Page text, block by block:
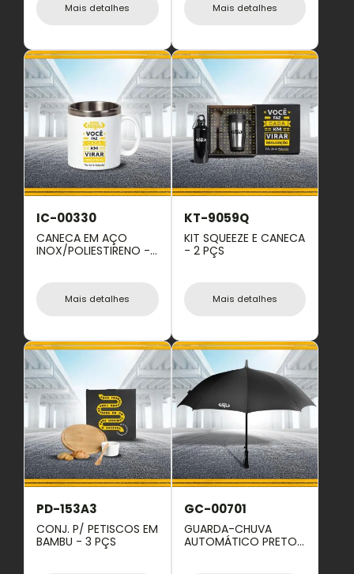
Mais detalhes Mais detalhes
IC-00330
CANECA EM AÇO
INOX/POLIESTIRENO -
Mais detalhes
KT-9059Q
KIT SQUEEZE E CANECA
- 2 PÇS
Mais detalhes
PD-153A3
CONJ. P/ PETISCOS EM
BAMBU - 3 PÇS
GC-00701
GUARDA-CHUVA
AUTOMÁTICO PRETO